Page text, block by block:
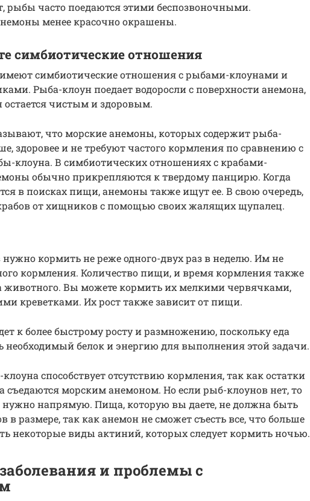
рыбы часто поедаются этими беспозвоночными.
менее красочно окрашены.
симбиотические отношения
симбиотические отношения с рыбами-клоунами и
Рыба-клоун поедает водоросли с поверхности анемона,
остается чистым и здоровым.
что морские анемоны, которых содержит рыба-
здоровее и не требуют частого кормления по сравнению с
клоуна. В симбиотических отношениях с крабами-
обычно прикрепляются к твердому панцирю. Когда
в поисках пищи, анемоны также ищут ее. В свою очередь,
от хищников с помощью своих жалящих щупалец.
кормить не реже одного-двух раз в неделю. Им не
кормления. Количество пищи, и время кормления также
животного. Вы можете кормить их мелкими червячками,
креветками. Их рост также зависит от пищи.
к более быстрому росту и размножению, поскольку еда
необходимый белок и энергию для выполнения этой задачи.
способствует отсутствию кормления, так как остатки
морским анемоном. Но если рыб-клоунов нет, то
напрямую. Пища, которую вы даете, не должна быть
в размере, так как анемон не сможет съесть все, что больше
некоторые виды актиний, которых следует кормить ночью.
и проблемы с